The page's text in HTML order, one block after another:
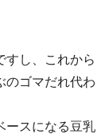
すし、これから
のゴマだれ代わ
ースになる豆乳